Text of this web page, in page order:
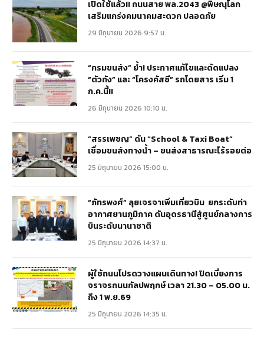
เปิดใช้แล้ว!! ถนนสาย พล.2043 @พิษณุโลก
เสริมแกร่งคมนาคมสะดวก ปลอดภัย
29 มิถุนายน 2026 9:57 น.
“กรมขนส่ง” ย้ำ! ประกาศแก้ไขและดัดแปลง
“ตัวถัง” และ “โครงคัสซี” รถโดยสาร เริ่ม 1
ก.ค.นี้!!
26 มิถุนายน 2026 10:10 น.
“สรรเพชญ” ดัน “School & Taxi Boat”
เชื่อมขนส่งทางน้ำ – ขนส่งสาธารณะไร้รอยต่อ
25 มิถุนายน 2026 15:00 น.
“ภัทรพงศ์” ลุยเจรจาเพิ่มเที่ยวบิน ยกระดับท่า
อากาศยานภูมิภาค ดันอุดรธานีสู่ศูนย์กลางการ
บินระดับนานาชาติ
25 มิถุนายน 2026 14:37 น.
ผู้ใช้ถนนโปรดวางแผนเดินทาง! ปิดเบี่ยงการ
จราจรถนนกัลปพฤกษ์ เวลา 21.30 – 05.00 น.
ถึง 1 พ.ย.69
25 มิถุนายน 2026 14:35 น.